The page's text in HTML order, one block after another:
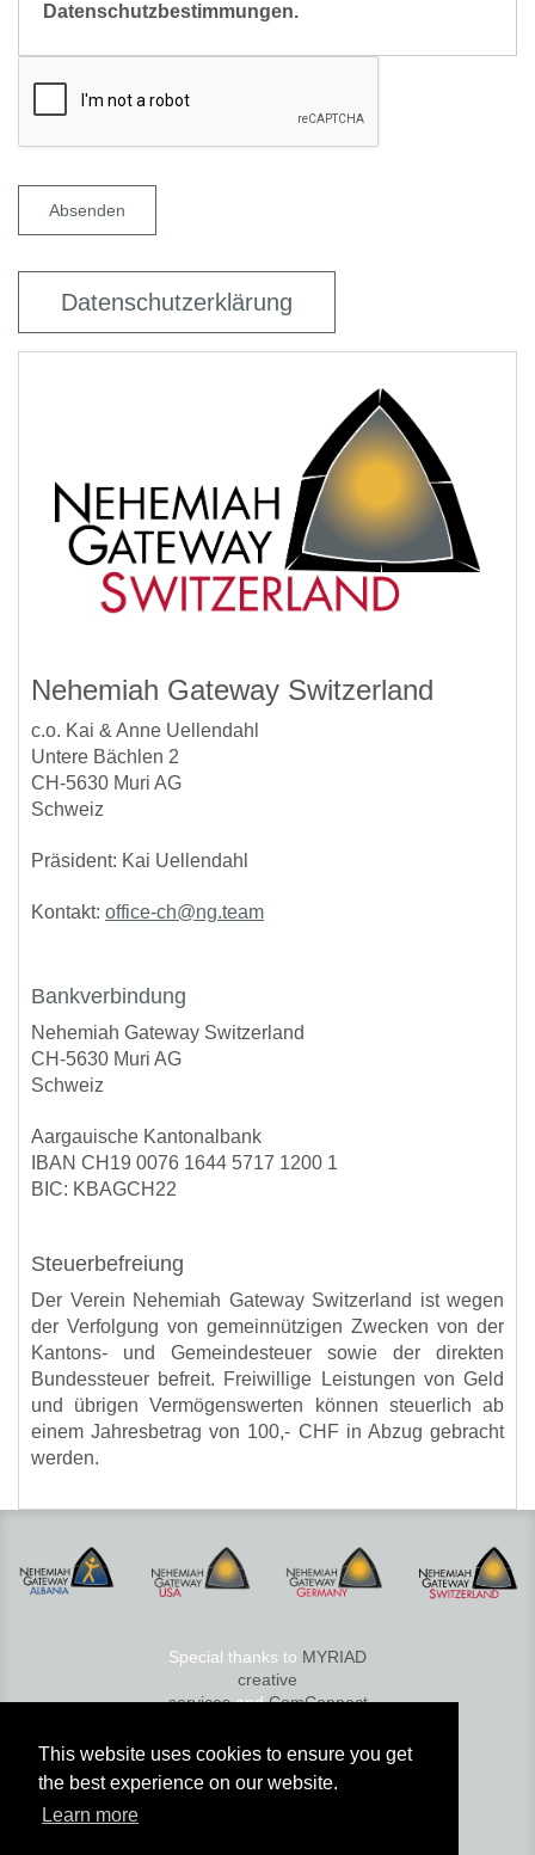
This website uses cookies to ensure you get
the best experience on our website.
Learn more
Datenschutzbestimmungen.
Absenden
Datenschutzerklärung
Nehemiah Gateway Switzerland
c.o. Kai & Anne Uellendahl
Untere Bächlen 2
CH-5630 Muri AG
Schweiz
Präsident: Kai Uellendahl
Kontakt: office-ch@ng.team
Bankverbindung
Nehemiah Gateway Switzerland
CH-5630 Muri AG
Schweiz
Aargauische Kantonalbank
IBAN CH19 0076 1644 5717 1200 1
BIC: KBAGCH22
Steuerbefreiung
Der Verein Nehemiah Gateway Switzerland ist wegen
der Verfolgung von gemeinnützigen Zwecken von der
Kantons- und Gemeindesteuer sowie der direkten
Bundessteuer befreit. Freiwillige Leistungen von Geld
und übrigen Vermögenswerten können steuerlich ab
einem Jahresbetrag von 100,- CHF in Abzug gebracht
werden.
Special thanks to MYRIAD
creative
servicesandComConnect
© 2026 Nehemiah Gateway